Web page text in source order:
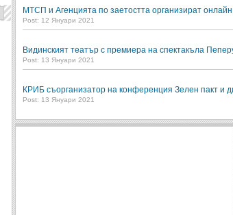
МТСП и Агенцията по заетостта организират
Post: 12 Януари 2021
Видинският театър с премиера на спектакъла
Post: 13 Януари 2021
КРИБ съорганизатор на конференция Зелен пакт и
Post: 13 Януари 2021